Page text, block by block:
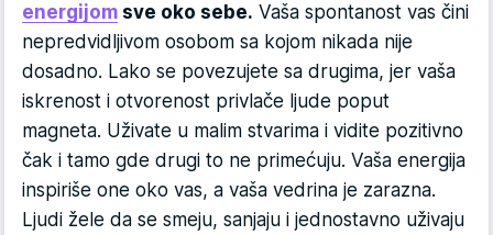
energijom sve oko sebe. Vaša spontanost vas čini
nepredvidljivom osobom sa kojom nikada nije
dosadno. Lako se povezujete sa drugima, jer vaša
iskrenost i otvorenost privlače ljude poput
magneta. Uživate u malim stvarima i vidite pozitivno
čak i tamo gde drugi to ne primećuju. Vaša energija
inspiriše one oko vas, a vaša vedrina je zarazna.
Ljudi žele da se smeju, sanjaju i jednostavno uživaju